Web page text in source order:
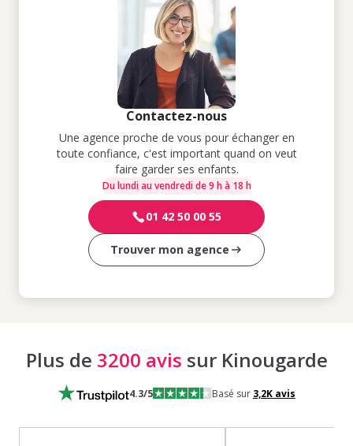
Contactez-nous
Une agence proche de vous pour échanger en
toute confiance, c'est important quand on veut
faire garder ses enfants.
Du lundi au vendredi de 9 h à 18 h
01 42 50 00 55
Trouver mon agence
Plus de 3200 avis sur Kinougarde
4.3/5 Basé sur 3,2Kavis